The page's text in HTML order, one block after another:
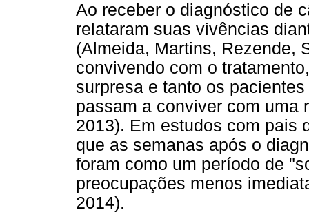
Ao receber o diagnóstico de
relataram suas vivências
(Almeida, Martins, Rezende,
convivendo com o
surpresa e tanto os
passam a conviver com uma
2013). Em estudos com pais
que as semanas após o
foram como um período de
preocupações menos
2014).